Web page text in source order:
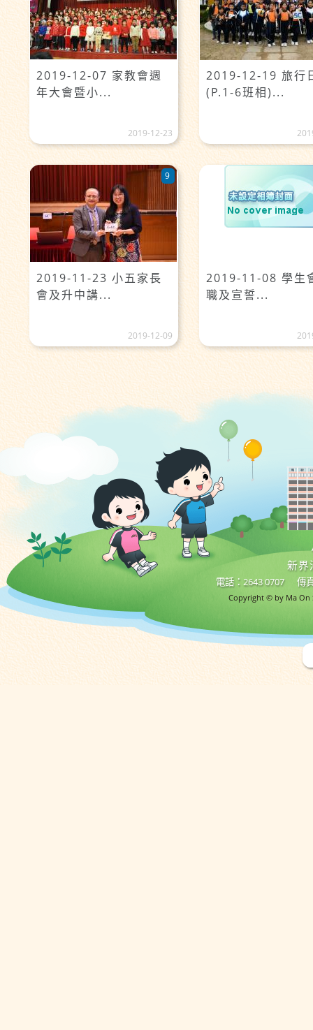
2019-12-07 家教會週
年大會暨小...
2019-12-23
2019-12-19 旅行
(P.1-6班相)...
2019-11-23 小五家長
會及升中講...
9
2019-12-09
2019-11-08 學生
職及宣誓...
新界
電話：2643 0707 傳
Copyright © by Ma On